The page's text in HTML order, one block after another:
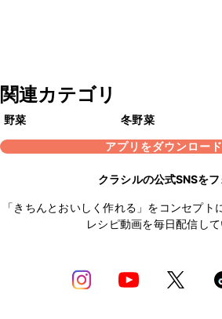
関連カテゴリ
野菜 冬野菜
アプリをダウンロー
クラシルの公式SNSを
「きちんとおいしく作れる」をコンセプト
レシピ動画を毎日配信して